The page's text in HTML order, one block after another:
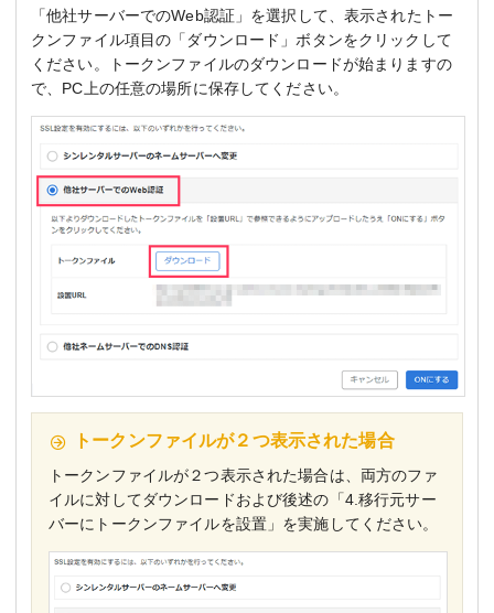
「他社サーバーでのWeb認証」を選択して、表示されたトー
クンファイル項目の「ダウンロード」ボタンをクリックして
ください。トークンファイルのダウンロードが始まりますの
で、PC上の任意の場所に保存してください。
トークンファイルが２つ表示された場合
トークンファイルが２つ表示された場合は、両方のファ
イルに対してダウンロードおよび後述の「4.移行元サー
バーにトークンファイルを設置」を実施してください。